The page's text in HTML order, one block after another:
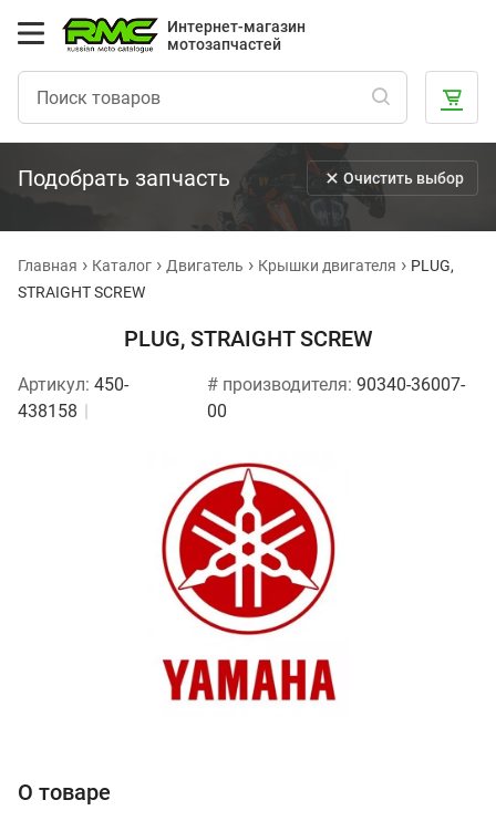
Интернет-магазин
мотозапчастей
Подобрать запчасть Очистить выбор
Главная Каталог Двигатель Крышки двигателя
PLUG,
STRAIGHT SCREW
PLUG, STRAIGHT SCREW
Артикул: 450-
438158
# производителя: 90340-36007-
00
О товаре